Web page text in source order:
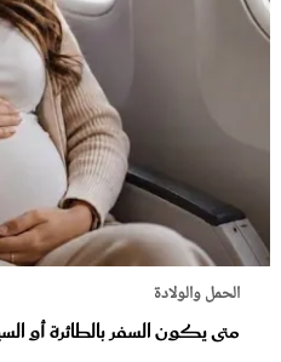
الحمل والولادة
متى يكون السفر بالطائرة أو